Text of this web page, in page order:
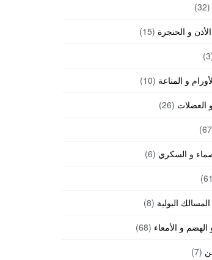
(32)
و الحنجرة (15)
و المناعة (10)
العضلات (26)
و السكري (6)
البولية (8)
و الأمعاء (68)
(7)